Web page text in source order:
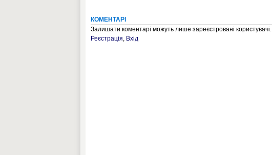
КОМЕНТАРІ
Залишати коментарі можуть лише зареєстровані користувачі.
Реєстрація, Вхід